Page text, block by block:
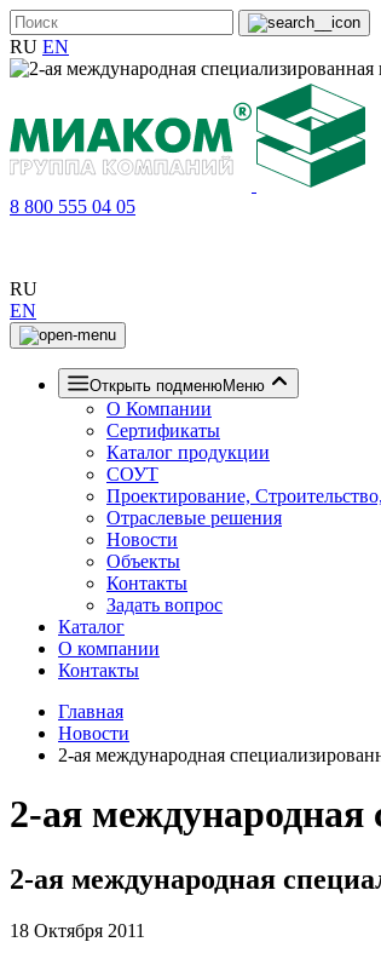
RU EN
8 800 555 04 05
RU
EN
Открыть подменюМеню
О Компании
Сертификаты
Каталог продукции
СОУТ
Проектирование,
Отраслевые решения
Новости
Объекты
Контакты
Задать вопрос
Каталог
О компании
Контакты
Главная
Новости
2-ая международная
2-ая международная
2-ая международная
18 Октября 2011